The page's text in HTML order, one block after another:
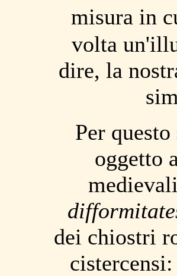
misura in
volta
dire, la
Per
oggetto
dei chiostri
cistercensi: